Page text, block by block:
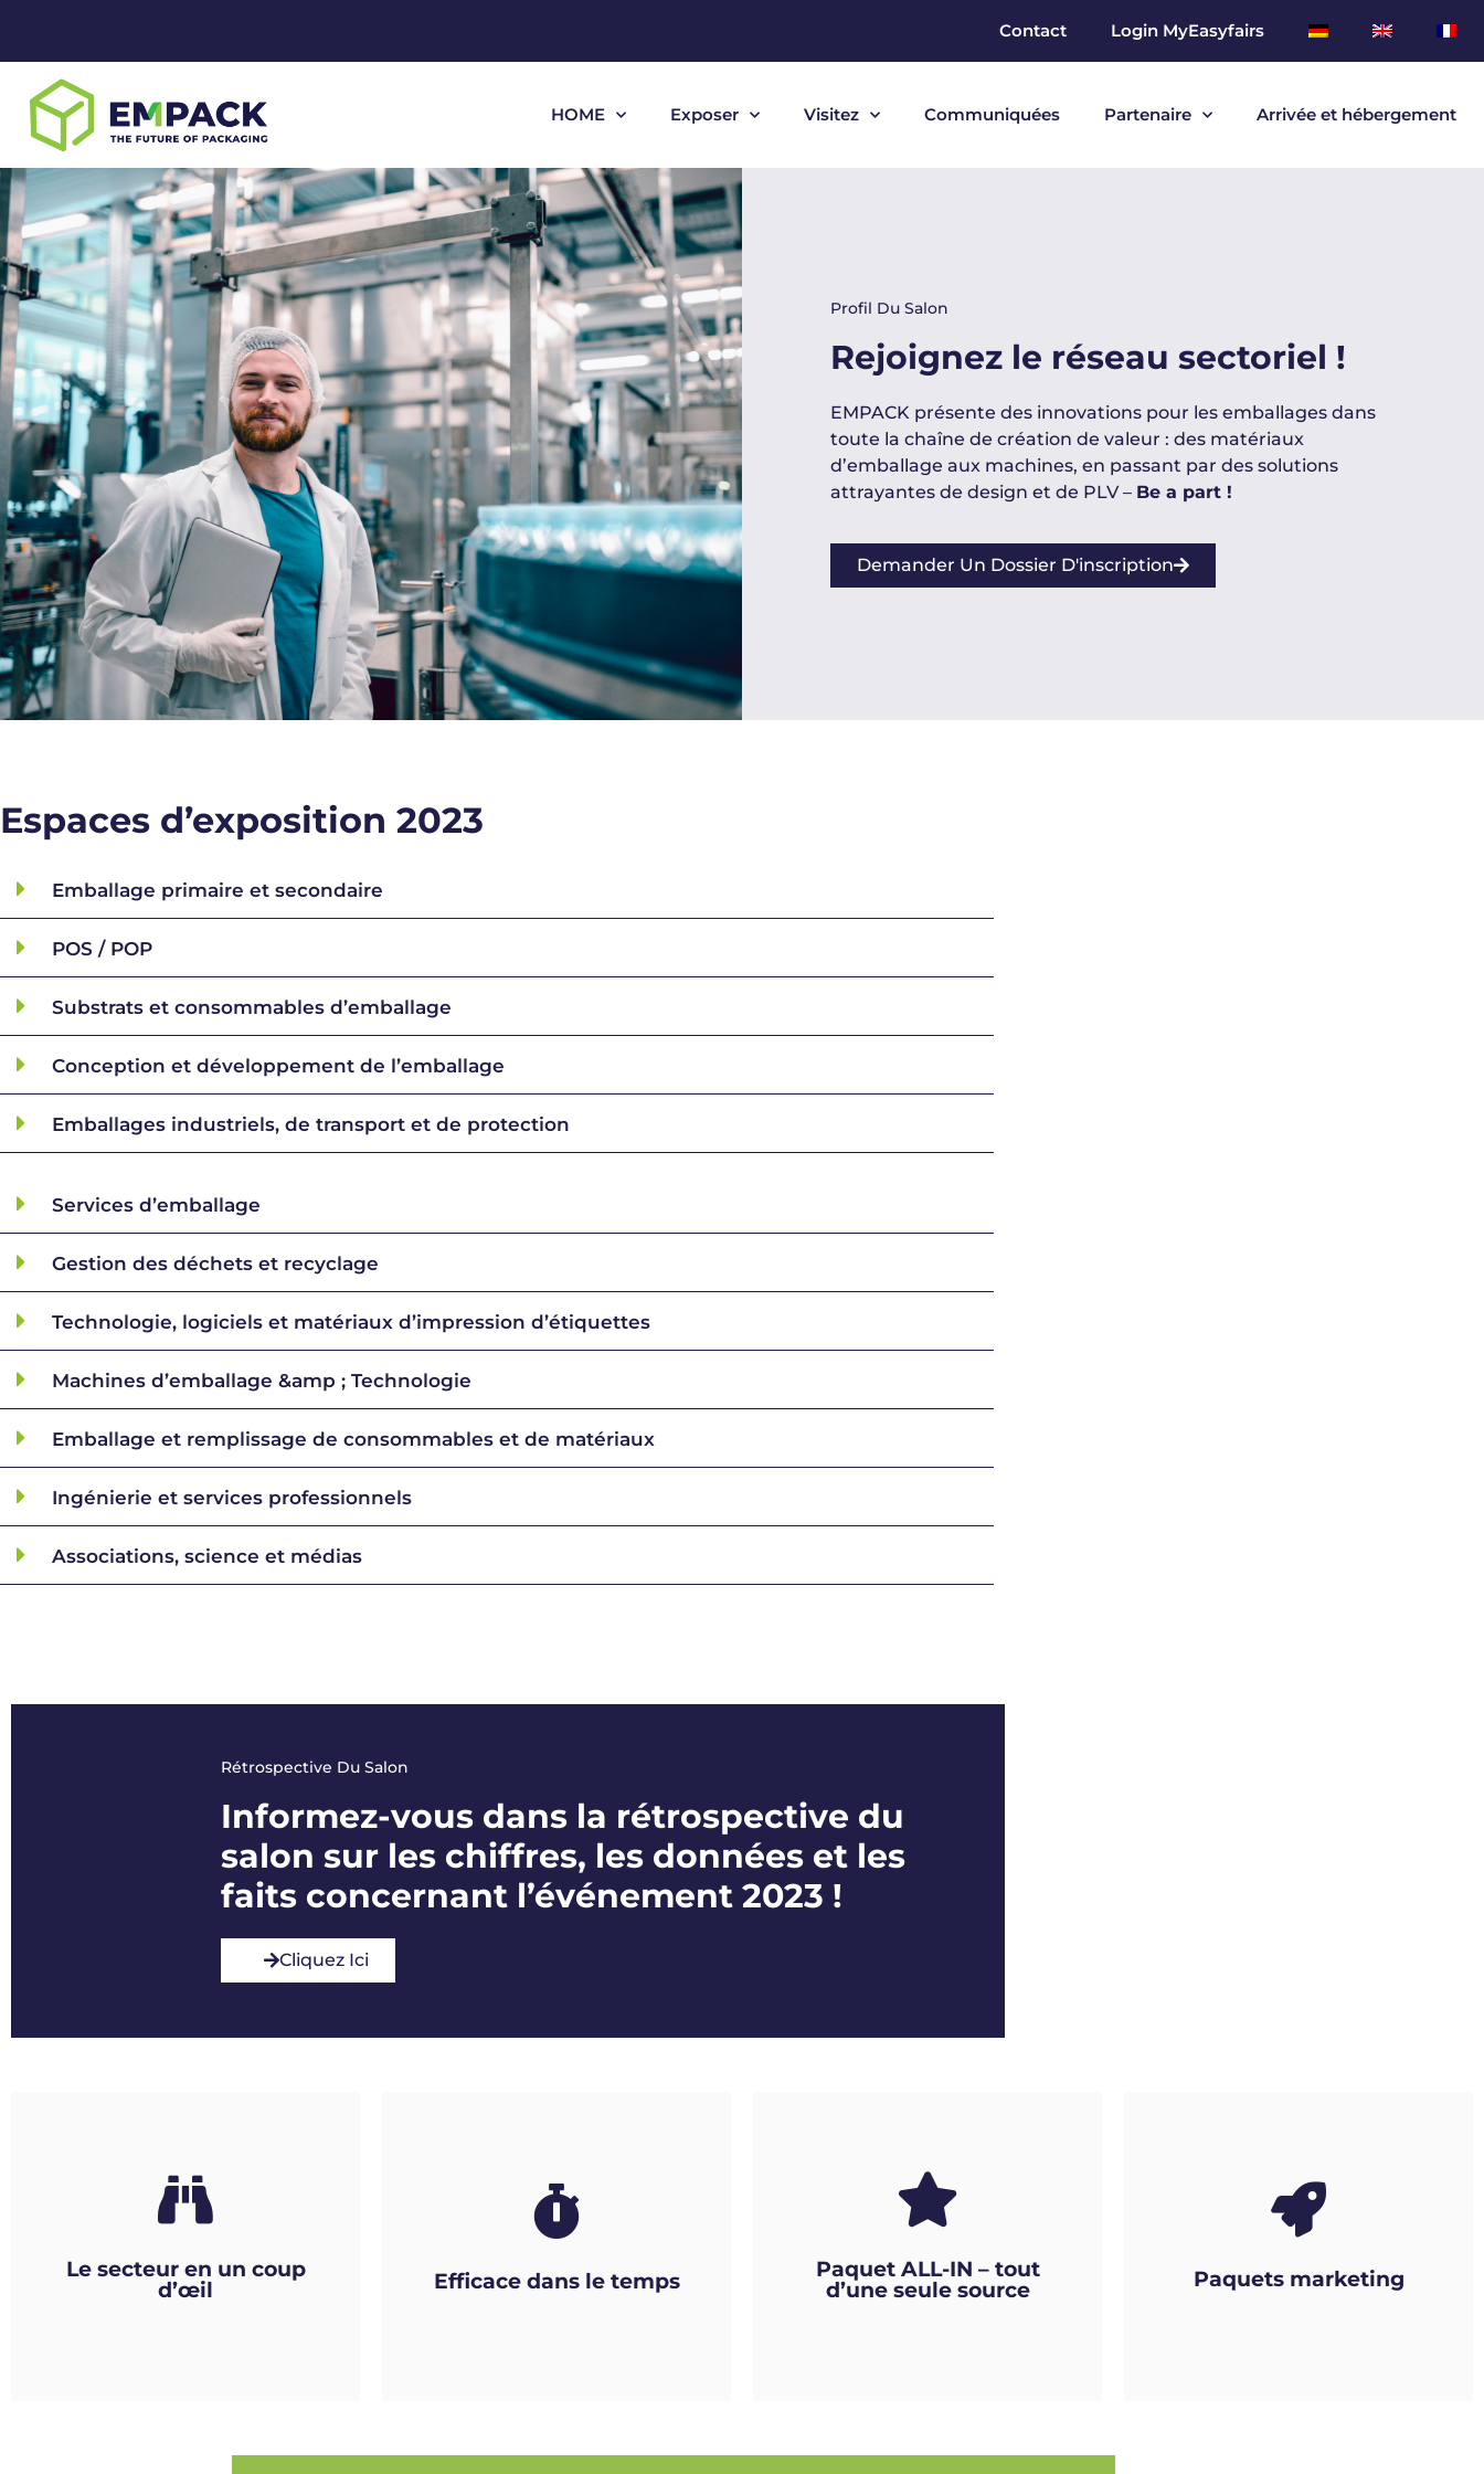
Contact Login MyEasyfairs
HOME Exposer Visitez Communiquées Partenaire Arrivée et hébergement
Profil Du Salon
Rejoignez le réseau sectoriel !
EMPACK présente des innovations pour les emballages dans
toute la chaîne de création de valeur : des matériaux
d’emballage aux machines, en passant par des solutions
attrayantes de design et de PLV – Be a part !
Demander Un Dossier D'inscription
Espaces d’exposition 2023
Emballage primaire et secondaire
POS / POP
Substrats et consommables d’emballage
Conception et développement de l’emballage
Emballages industriels, de transport et de protection
Services d’emballage
Gestion des déchets et recyclage
Technologie, logiciels et matériaux d’impression d’étiquettes
Machines d’emballage &amp ; Technologie
Emballage et remplissage de consommables et de matériaux
Ingénierie et services professionnels
Associations, science et médias
Rétrospective Du Salon
Informez-vous dans la rétrospective du
salon sur les chiffres, les données et les
faits concernant l’événement 2023 !
Cliquez Ici
Le secteur en un coup
d’œil
Efficace dans le temps
Paquet ALL-IN – tout
d’une seule source
Paquets marketing